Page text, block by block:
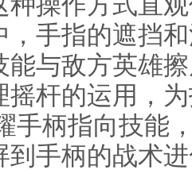
，手指的遮挡
能与敌方英雄
摇杆的运用，
手柄指向技能
到手柄的战术